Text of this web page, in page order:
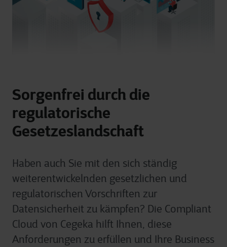
Sorgenfrei durch die
regulatorische
Gesetzeslandschaft
Haben auch Sie mit den sich ständig
weiterentwickelnden gesetzlichen und
regulatorischen Vorschriften zur
Datensicherheit zu kämpfen? Die Compliant
Cloud von Cegeka hilft Ihnen, diese
Anforderungen zu erfüllen und Ihre Business